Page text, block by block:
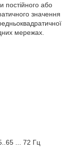
постійного або
значення
мережах.
... 72 Гц